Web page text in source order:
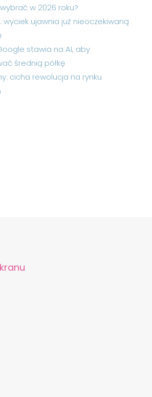
w 2026 roku?
: wyciek ujawnia już nieoczekiwaną
Google stawia na AI, aby
średnią półkę
cicha rewolucja na rynku